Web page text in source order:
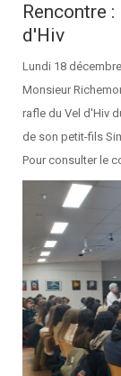
Rencontre
d'Hiv
Lundi 18
Monsieur
rafle du Vel d'Hiv
de son petit-fils
Pour consulter le